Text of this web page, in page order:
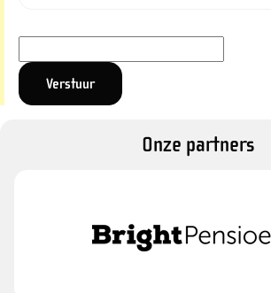
Onze partners